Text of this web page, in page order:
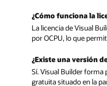
¿Cómo funciona la
La licencia de Visual
por OCPU, lo que
¿Existe una versión
Sí. Visual Builder forma
gratuita situado en la